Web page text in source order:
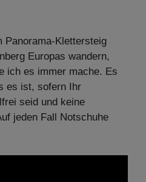
Panorama-Klettersteig
Europas wandern,
ich es immer mache. Es
es ist, sofern Ihr
seid und keine
jeden Fall Notschuhe